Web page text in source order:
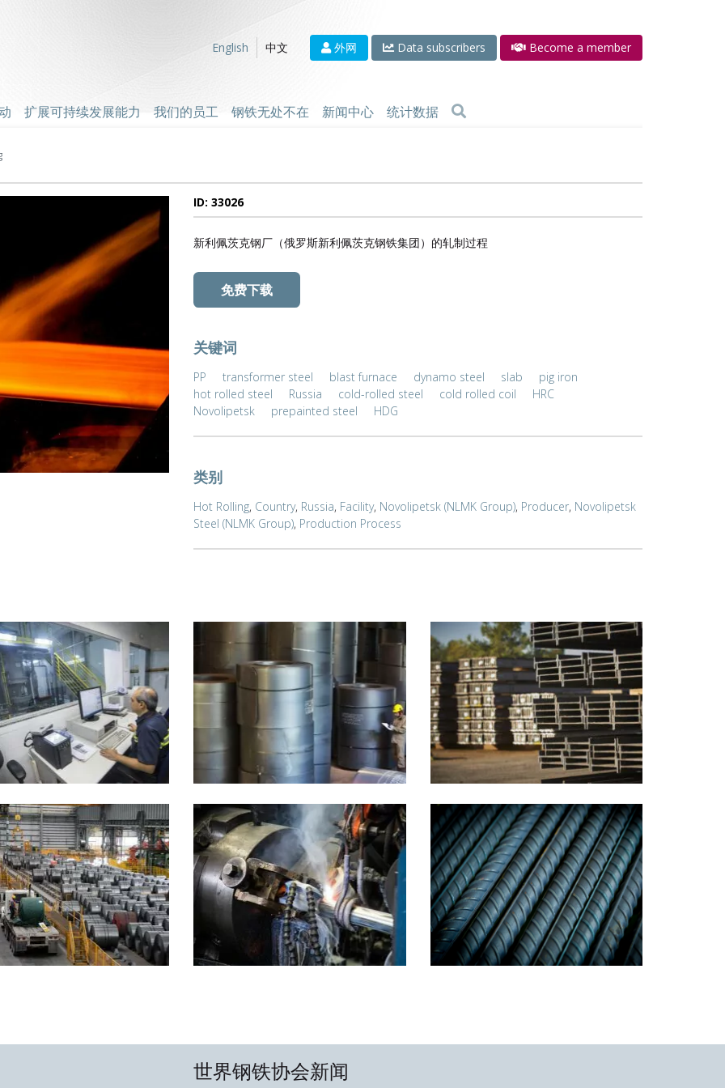
English 中文 外网 Data subscribers Become a member
扩展可持续发展能力 我们的员工 钢铁无处不在 新闻中心 统计数据
ID: 33026
新利佩茨克钢厂（俄罗斯新利佩茨克钢铁集团）的轧制过程
免费下载
关键词
PP transformer steel blast furnace dynamo steel slab
pig iron
hot rolled steel
Russia cold-rolled steel cold rolled coil
HRC
Novolipetsk
prepainted steel HDG
类别
Hot Rolling, Country, Russia, Facility, Novolipetsk (NLMK Group), Producer, Novolipetsk
Steel (NLMK Group), Production Process
世界钢铁协会新闻